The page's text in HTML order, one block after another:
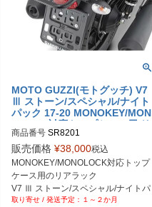
MOTO GUZZI(モトグッチ) V7
Ⅲ ストーン/スペシャル/ナイト
パック 17-20 MONOKEY/MON
OLOCK対応トップケース用 リ
アキャリア GIVI
商品番号 SR8201
販売価格 ¥38,000税込
MONOKEY/MONOLOCK対応トップ
ケース用のリアラック
V7 Ⅲ ストーン/スペシャル/ナイトパ
ック 17-20
１～２か月